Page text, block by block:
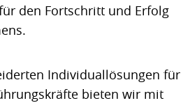
den Fortschritt und Erfolg
Individuallösungen für
bieten wir mit